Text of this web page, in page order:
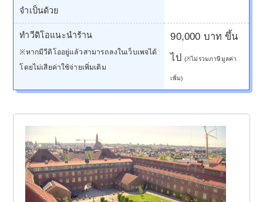
จำเป็นด้วย
ทำวีดิโอแนะนำร้าน
※หากมีวีดิโออยู่แล้วสามารถลงในเว็บเพจได้
โดยไม่เสียค่าใช้จ่ายเพิ่มเติม
90,000 บาท ขึ้น
ไป (※ไม่รวมภาษีมูลค่า
เพิ่ม)